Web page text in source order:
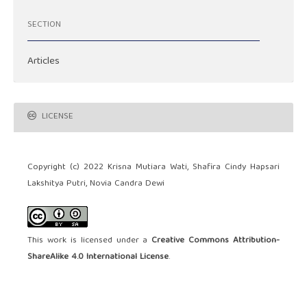
SECTION
Articles
LICENSE
Copyright (c) 2022 Krisna Mutiara Wati, Shafira Cindy Hapsari
Lakshitya Putri, Novia Candra Dewi
This work is licensed under a Creative Commons Attribution-
ShareAlike 4.0 International License.